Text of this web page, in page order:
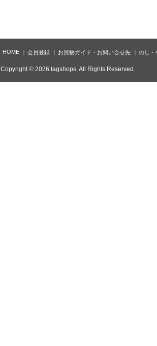
HOME 会員登録 お買物ガイド・お問い合せ先 のし・
Copyright © 2026 tagshops. All Rights Reserved.